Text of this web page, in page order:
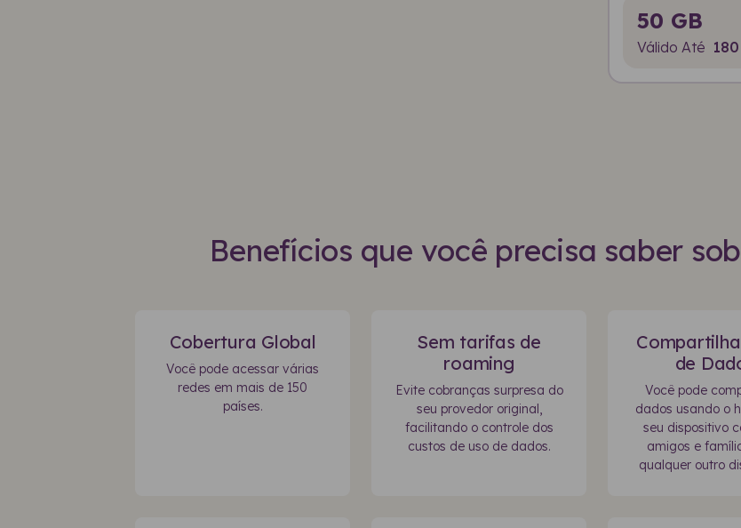
50 GB
Válido Até
Benefícios que você precisa saber
Cobertura Global
Você pode acessar várias
redes em mais de 150
países.
Sem tarifas de
roaming
Evite cobranças surpresa do
seu provedor original,
facilitando o controle dos
custos de uso de dados.
de
Você pode
dados usando o
seu dispositivo
amigos e
qualquer outro